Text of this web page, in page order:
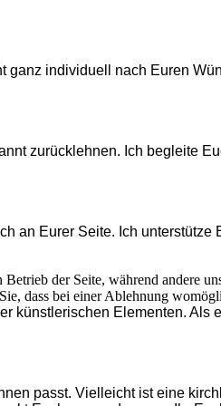
individuell nach Euren
zurücklehnen. Ich begleite
an Eurer Seite. Ich
künstlerischen Elementen.
passt. Vielleicht ist eine
der Seite, während andere
dass bei einer Ablehnung